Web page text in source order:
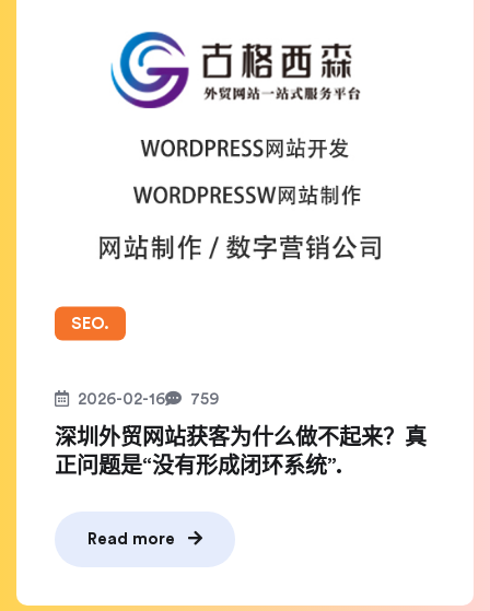
SEO.
2026-02-16 759
深圳外贸网站获客为什么做不起来？真
正问题是“没有形成闭环系统”.
Read more